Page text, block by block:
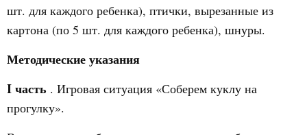
шт. для каждого ребенка), птички, вырезанные из
картона (по 5 шт. для каждого ребенка), шнуры.
Методические указания
I часть . Игровая ситуация «Соберем куклу на
прогулку».